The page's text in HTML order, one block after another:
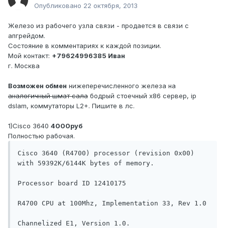
Опубликовано 22 октября, 2013
Железо из рабочего узла связи - продается в связи с
апгрейдом.
Состояние в комментариях к каждой позиции.
Мой контакт: +79624996385 Иван
г. Москва
Возможен обмен нижеперечисленного железа на
аналогичный шмат сала бодрый стоечный x86 сервер, ip
dslam, коммутаторы L2+. Пишите в лс.
1)Cisco 3640 4000руб
Полностью рабочая.
Cisco 3640 (R4700) processor (revision 0x00)
with 59392K/6144K bytes of memory.
Processor board ID 12410175
R4700 CPU at 100Mhz, Implementation 33, Rev 1.0
Channelized E1, Version 1.0.